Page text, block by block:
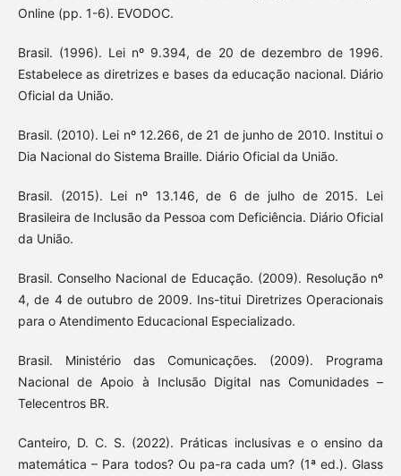
Online (pp. 1-6). EVODOC.
Brasil. (1996). Lei nº 9.394, de 20 de dezembro de 1996.
Estabelece as diretrizes e bases da educação nacional. Diário
Oficial da União.
Brasil. (2010). Lei nº 12.266, de 21 de junho de 2010. Institui o
Dia Nacional do Sistema Braille. Diário Oficial da União.
Brasil. (2015). Lei nº 13.146, de 6 de julho de 2015. Lei
Brasileira de Inclusão da Pessoa com Deficiência. Diário Oficial
da União.
Brasil. Conselho Nacional de Educação. (2009). Resolução nº
4, de 4 de outubro de 2009. Ins-titui Diretrizes Operacionais
para o Atendimento Educacional Especializado.
Brasil. Ministério das Comunicações. (2009). Programa
Nacional de Apoio à Inclusão Digital nas Comunidades –
Telecentros BR.
Canteiro, D. C. S. (2022). Práticas inclusivas e o ensino da
matemática – Para todos? Ou pa-ra cada um? (1ª ed.). Glass